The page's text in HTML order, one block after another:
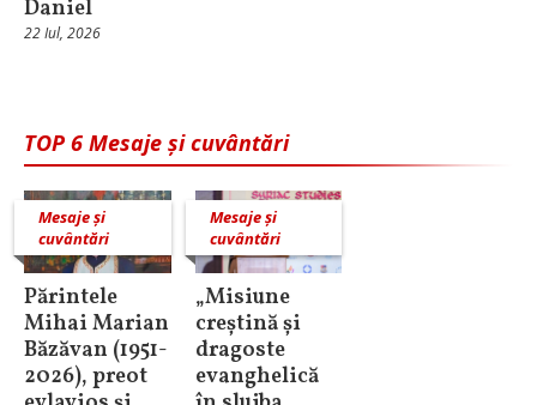
Daniel
22 Iul, 2026
TOP 6 Mesaje și cuvântări
Mesaje și
cuvântări
Părintele
Mihai Marian
Băzăvan (1951-
2026), preot
Mesaje și
cuvântări
„Misiune
creștină și
dragoste
evanghelică